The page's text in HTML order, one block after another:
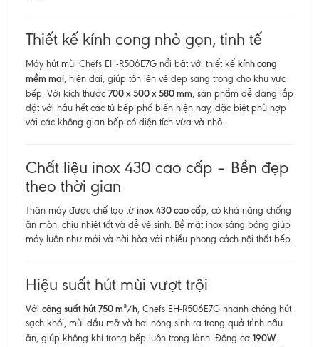
Thiết kế kính cong nhỏ gọn, tinh tế
Máy hút mùi Chefs EH-R506E7G nổi bật với thiết kế kính cong
mềm mại, hiện đại, giúp tôn lên vẻ đẹp sang trọng cho khu vực
bếp. Với kích thước 700 x 500 x 580 mm, sản phẩm dễ dàng lắp
đặt với hầu hết các tủ bếp phổ biến hiện nay, đặc biệt phù hợp
với các không gian bếp có diện tích vừa và nhỏ.
Chất liệu inox 430 cao cấp – Bền đẹp
theo thời gian
Thân máy được chế tạo từ inox 430 cao cấp, có khả năng chống
ăn mòn, chịu nhiệt tốt và dễ vệ sinh. Bề mặt inox sáng bóng giúp
máy luôn như mới và hài hòa với nhiều phong cách nội thất bếp.
Hiệu suất hút mùi vượt trội
Với công suất hút 750 m³/h, Chefs EH-R506E7G nhanh chóng hút
sạch khói, mùi dầu mỡ và hơi nóng sinh ra trong quá trình nấu
ăn, giúp không khí trong bếp luôn trong lành. Động cơ 190W